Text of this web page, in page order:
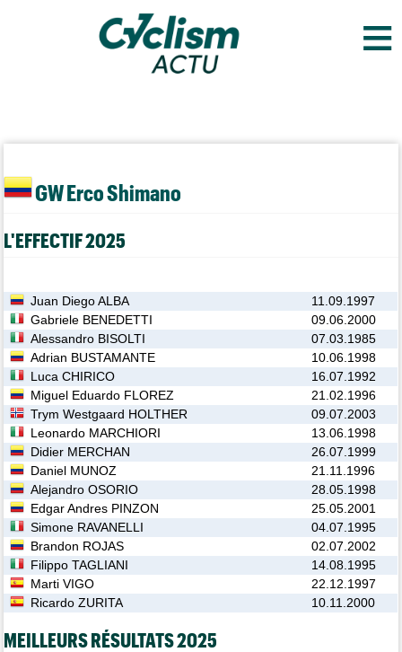
≡
GW Erco Shimano
L'EFFECTIF 2025
Juan Diego ALBA
11.09.1997
Gabriele BENEDETTI
09.06.2000
Alessandro BISOLTI
07.03.1985
Adrian BUSTAMANTE
10.06.1998
Luca CHIRICO
16.07.1992
Miguel Eduardo FLOREZ
21.02.1996
Trym Westgaard HOLTHER
09.07.2003
Leonardo MARCHIORI
13.06.1998
Didier MERCHAN
26.07.1999
Daniel MUNOZ
21.11.1996
Alejandro OSORIO
28.05.1998
Edgar Andres PINZON
25.05.2001
Simone RAVANELLI
04.07.1995
Brandon ROJAS
02.07.2002
Filippo TAGLIANI
14.08.1995
Marti VIGO
22.12.1997
Ricardo ZURITA
10.11.2000
MEILLEURS RÉSULTATS 2025